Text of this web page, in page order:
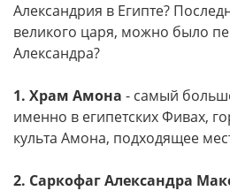
Александрия в Египте?
великого царя, можно было
Александра?
1. Храм Амона - самый
именно в египетских Фивах,
культа Амона, подходящее
2. Саркофаг Александра